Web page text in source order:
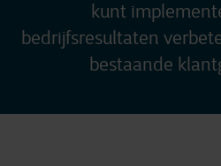
kunt
bedrijfsresultaten
bestaande